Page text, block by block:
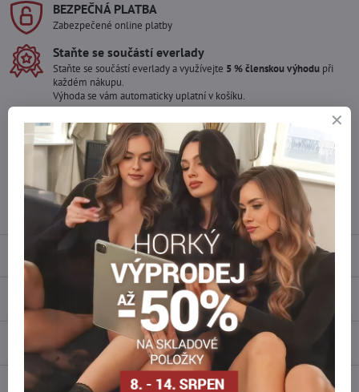
BEZPEČNÁ PLATBA
Zabezpečené online platby
Staňte se součástí everlady
Staňte se součástí everlady a využívejte 5 % členskou výhodu při
každém nákupu.
Výhoda se vám automaticky uplatní v košíku.
Máte zájem o více kusů ?
Kontaktujte nás na mail, zboží pro Vás doskladníme!
info​@everlady​.eu
Popis
Recenze
Diskuse 0